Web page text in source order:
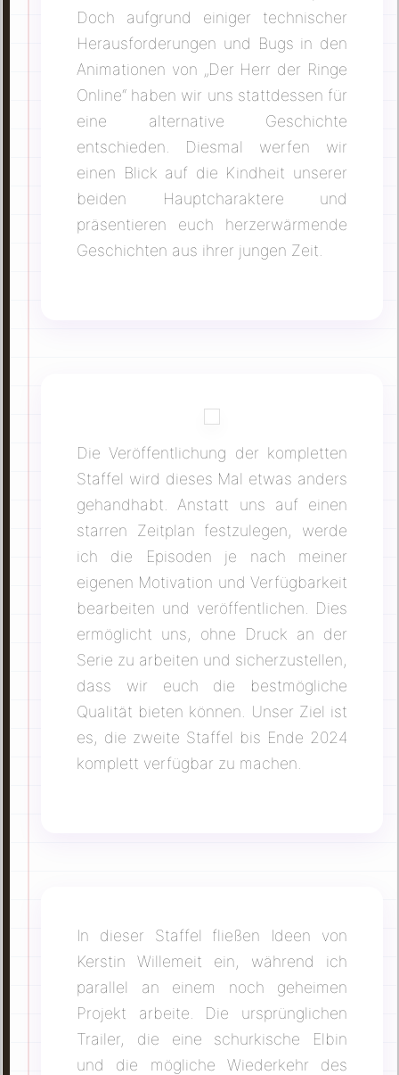
Doch aufgrund einiger technischer
Herausforderungen und Bugs in den
Animationen von „Der Herr der Ringe
Online“ haben wir uns stattdessen für
eine alternative Geschichte
entschieden. Diesmal werfen wir
einen Blick auf die Kindheit unserer
beiden Hauptcharaktere und
präsentieren euch herzerwärmende
Geschichten aus ihrer jungen Zeit.
Die Veröffentlichung der kompletten
Staffel wird dieses Mal etwas anders
gehandhabt. Anstatt uns auf einen
starren Zeitplan festzulegen, werde
ich die Episoden je nach meiner
eigenen Motivation und Verfügbarkeit
bearbeiten und veröffentlichen. Dies
ermöglicht uns, ohne Druck an der
Serie zu arbeiten und sicherzustellen,
dass wir euch die bestmögliche
Qualität bieten können. Unser Ziel ist
es, die zweite Staffel bis Ende 2024
komplett verfügbar zu machen.
In dieser Staffel fließen Ideen von
Kerstin Willemeit ein, während ich
parallel an einem noch geheimen
Projekt arbeite. Die ursprünglichen
Trailer, die eine schurkische Elbin
und die mögliche Wiederkehr des